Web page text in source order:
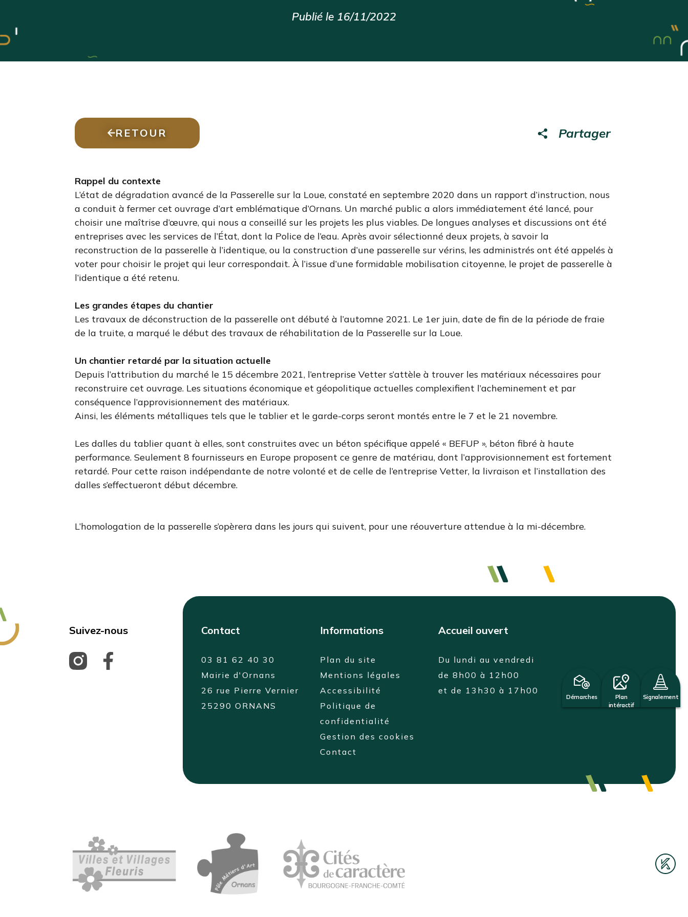
Démarches
Plan
intéractif
Signalement
Publié le 16/11/2022
RETOUR Partager
Rappel du contexte
L’état de dégradation avancé de la Passerelle sur la Loue, constaté en septembre 2020 dans un rapport d’instruction, nous
a conduit à fermer cet ouvrage d’art emblématique d’Ornans. Un marché public a alors immédiatement été lancé, pour
choisir une maîtrise d’œuvre, qui nous a conseillé sur les projets les plus viables. De longues analyses et discussions ont été
entreprises avec les services de l’État, dont la Police de l’eau. Après avoir sélectionné deux projets, à savoir la
reconstruction de la passerelle à l’identique, ou la construction d’une passerelle sur vérins, les administrés ont été appelés à
voter pour choisir le projet qui leur correspondait. À l’issue d’une formidable mobilisation citoyenne, le projet de passerelle à
l’identique a été retenu.
Les grandes étapes du chantier
Les travaux de déconstruction de la passerelle ont débuté à l’automne 2021. Le 1er juin, date de fin de la période de fraie
de la truite, a marqué le début des travaux de réhabilitation de la Passerelle sur la Loue.
Un chantier retardé par la situation actuelle
Depuis l’attribution du marché le 15 décembre 2021, l’entreprise Vetter s’attèle à trouver les matériaux nécessaires pour
reconstruire cet ouvrage. Les situations économique et géopolitique actuelles complexifient l’acheminement et par
conséquence l’approvisionnement des matériaux.
Ainsi, les éléments métalliques tels que le tablier et le garde-corps seront montés entre le 7 et le 21 novembre.
Les dalles du tablier quant à elles, sont construites avec un béton spécifique appelé « BEFUP », béton fibré à haute
performance. Seulement 8 fournisseurs en Europe proposent ce genre de matériau, dont l’approvisionnement est fortement
retardé. Pour cette raison indépendante de notre volonté et de celle de l’entreprise Vetter, la livraison et l’installation des
dalles s’effectueront début décembre.
L’homologation de la passerelle s’opèrera dans les jours qui suivent, pour une réouverture attendue à la mi-décembre.
Suivez-nous Contact
03 81 62 40 30
Mairie d'Ornans
26 rue Pierre Vernier
25290 ORNANS
Informations
Plan du site
Mentions légales
Accessibilité
Politique de
confidentialité
Gestion des cookies
Contact
Accueil ouvert
Du lundi au vendredi
de 8h00 à 12h00
et de 13h30 à 17h00